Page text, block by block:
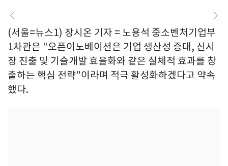
(서울=뉴스1) 장시온 기자 = 노용석 중소벤처기업부
1차관은 "오픈이노베이션은 기업 생산성 증대, 신시
장 진출 및 기술개발 효율화와 같은 실체적 효과를 창
출하는 핵심 전략"이라며 적극 활성화하겠다고 약속
했다.